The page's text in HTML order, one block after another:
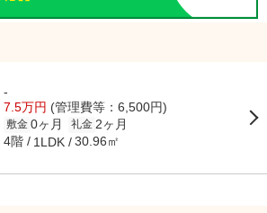
-
7.5万円 (管理費等：6,500円)
敷金 0ヶ月 礼金 2ヶ月
4階 1LDK 30.96㎡